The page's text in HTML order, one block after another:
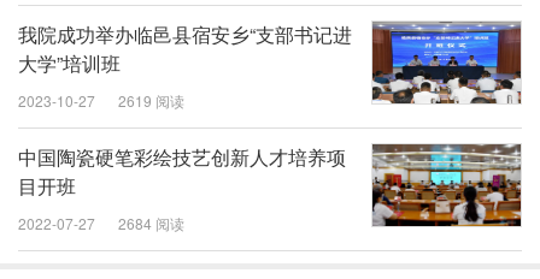
我院成功举办临邑县宿安乡“支部书记进
大学”培训班
2023-10-27 2619 阅读
中国陶瓷硬笔彩绘技艺创新人才培养项
目开班
2022-07-27 2684 阅读